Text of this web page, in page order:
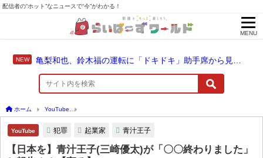
配信者の“ホット”なニュースで“今”がわかる！
MENU
ホーム YouTube
YouTube 犯罪 起業家 青汁王子
【日本を】青汁王子(三崎優太)が「〇〇終わりました」